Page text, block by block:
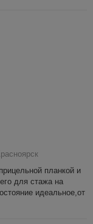
планкой и
для стажа на
идеальное,от